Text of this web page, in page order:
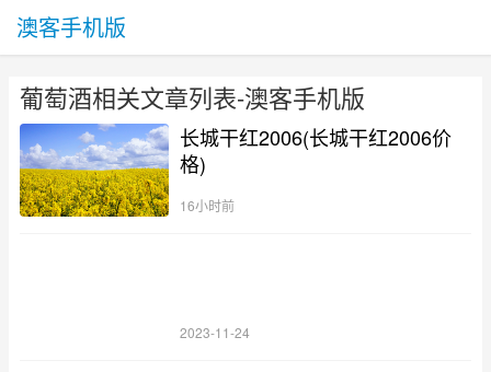
澳客手机版
葡萄酒相关文章列表-澳客手机版
长城干红2006(长城干红2006价
格)
16小时前
2023-11-24